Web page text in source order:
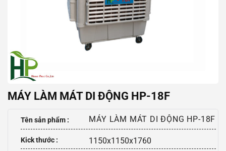
MÁY LÀM MÁT DI ĐỘNG HP-18F
Tên sản phẩm : MÁY LÀM MÁT DI ĐỘNG HP-18F
Kick thước : 1150x1150x1760